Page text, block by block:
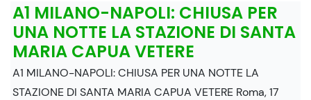
A1 MILANO-NAPOLI: CHIUSA PER
UNA NOTTE LA STAZIONE DI SANTA
MARIA CAPUA VETERE
A1 MILANO-NAPOLI: CHIUSA PER UNA NOTTE LA
STAZIONE DI SANTA MARIA CAPUA VETERE Roma, 17